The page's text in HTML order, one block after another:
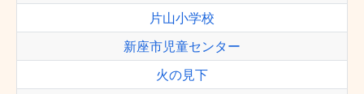
片山小学校
新座市児童センター
火の見下